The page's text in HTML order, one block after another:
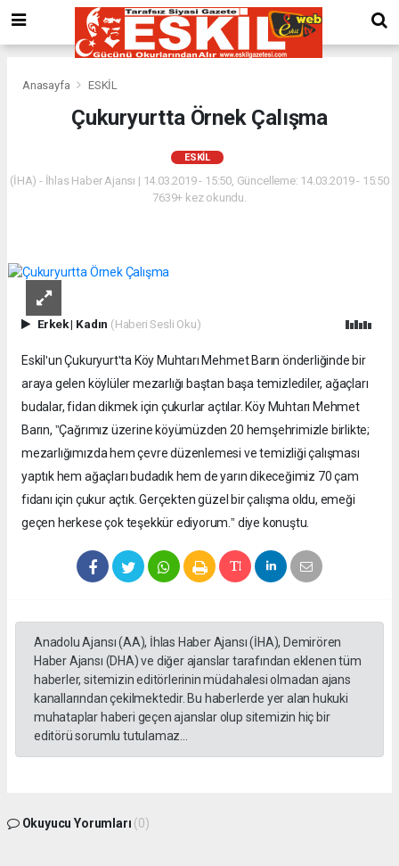
Anasayfa ESKİL
Çukuryurtta Örnek Çalışma
ESKİL
(İHA) - İhlas Haber Ajansı | 14.03.2019 - 15:50, Güncelleme: 14.03.2019 - 15:50
7639+ kez okundu.
Erkek| Kadın (Haberi Sesli Oku)
Eskilʹun Çukuryurtʹta Köy Muhtarı Mehmet Barın önderliğinde bir
araya gelen köylüler mezarlığı baştan başa temizlediler, ağaçları
budalar, fidan dikmek için çukurlar açtılar. Köy Muhtarı Mehmet
Barın, ˮÇağrımız üzerine köyümüzden 20 hemşehrimizle birlikte;
mezarlığımızda hem çevre düzenlemesi ve temizliği çalışması
yaptık hem ağaçları budadık hem de yarın dikeceğimiz 70 çam
fidanı için çukur açtık. Gerçekten güzel bir çalışma oldu, emeği
geçen herkese çok teşekkür ediyorum.ˮ diye konuştu.
Anadolu Ajansı (AA), İhlas Haber Ajansı (İHA), Demirören
Haber Ajansı (DHA) ve diğer ajanslar tarafından eklenen tüm
haberler, sitemizin editörlerinin müdahalesi olmadan ajans
kanallarından çekilmektedir. Bu haberlerde yer alan hukuki
muhataplar haberi geçen ajanslar olup sitemizin hiç bir
editörü sorumlu tutulamaz...
Okuyucu Yorumları (0)